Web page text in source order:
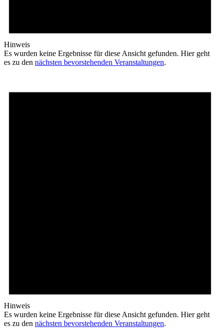
Hinweis
Es wurden keine Ergebnisse für diese Ansicht gefunden. Hier geht
es zu den nächsten bevorstehenden Veranstaltungen.
Hinweis
Es wurden keine Ergebnisse für diese Ansicht gefunden. Hier geht
es zu den nächsten bevorstehenden Veranstaltungen.